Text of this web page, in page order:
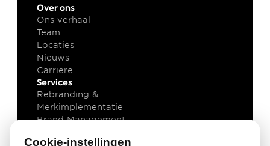
Over ons
Ons verhaal
Team
Locaties
Nieuws
Carriere
Services
Rebranding &
Merkimplementatie
Brand Management
Cookie-instellingen